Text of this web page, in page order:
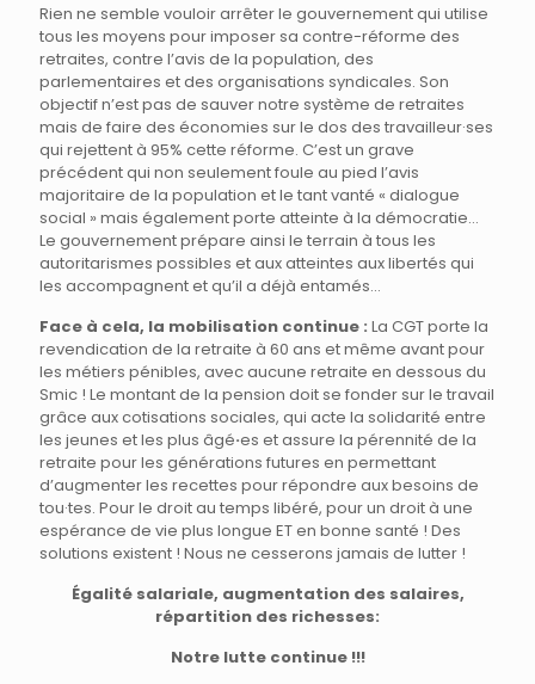
Rien ne semble vouloir arrêter le gouvernement qui utilise
tous les moyens pour imposer sa contre-réforme des
retraites, contre l’avis de la population, des
parlementaires et des organisations syndicales. Son
objectif n’est pas de sauver notre système de retraites
mais de faire des économies sur le dos des travailleur·ses
qui rejettent à 95% cette réforme. C’est un grave
précédent qui non seulement foule au pied l’avis
majoritaire de la population et le tant vanté « dialogue
social » mais également porte atteinte à la démocratie…
Le gouvernement prépare ainsi le terrain à tous les
autoritarismes possibles et aux atteintes aux libertés qui
les accompagnent et qu’il a déjà entamés…
Face à cela, la mobilisation continue : La CGT porte la
revendication de la retraite à 60 ans et même avant pour
les métiers pénibles, avec aucune retraite en dessous du
Smic ! Le montant de la pension doit se fonder sur le travail
grâce aux cotisations sociales, qui acte la solidarité entre
les jeunes et les plus âgé·es et assure la pérennité de la
retraite pour les générations futures en permettant
d’augmenter les recettes pour répondre aux besoins de
tou·tes. Pour le droit au temps libéré, pour un droit à une
espérance de vie plus longue ET en bonne santé ! Des
solutions existent ! Nous ne cesserons jamais de lutter !
Égalité salariale, augmentation des salaires,
répartition des richesses:
Notre lutte continue !!!